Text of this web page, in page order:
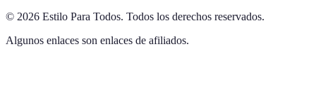
© 2026 Estilo Para Todos. Todos los derechos reservados.
Algunos enlaces son enlaces de afiliados.